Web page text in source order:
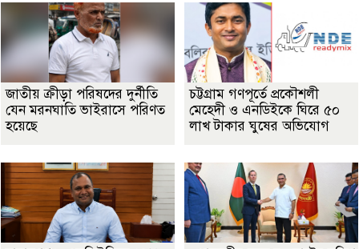
জাতীয় ক্রীড়া পরিষদের দুর্নীতি
যেন মরনঘাতি ভাইরাসে পরিণত
হয়েছে
চট্টগ্রাম গণপূর্তে প্রকৌশলী
মেহেদী ও এনডিইকে ঘিরে ৫০
লাখ টাকার ঘুষের অভিযোগ